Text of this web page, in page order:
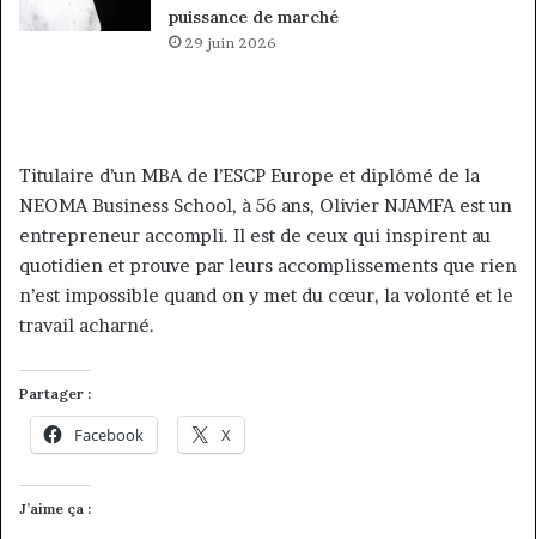
puissance de marché
29 juin 2026
Titulaire d’un MBA de l’ESCP Europe et diplômé de la
NEOMA Business School, à 56 ans, Olivier NJAMFA est un
entrepreneur accompli. Il est de ceux qui inspirent au
quotidien et prouve par leurs accomplissements que rien
n’est impossible quand on y met du cœur, la volonté et le
travail acharné.
Partager :
Facebook X
J’aime ça :